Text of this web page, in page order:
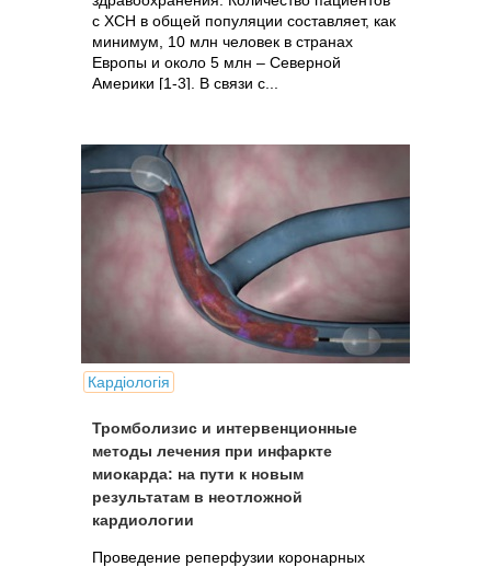
с ХСН в общей популяции составляет, как
минимум, 10 млн человек в странах
Европы и около 5 млн – Северной
Америки [1-3]. В связи с...
Кардіологія
Тромболизис и интервенционные
методы лечения при инфаркте
миокарда: на пути к новым
результатам в неотложной
кардиологии
Проведение реперфузии коронарных